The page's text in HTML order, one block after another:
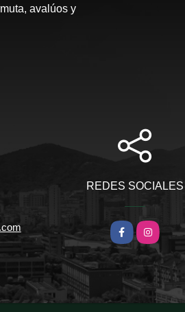
avalúos y
REDES SOCIALES
FacebookInstagram